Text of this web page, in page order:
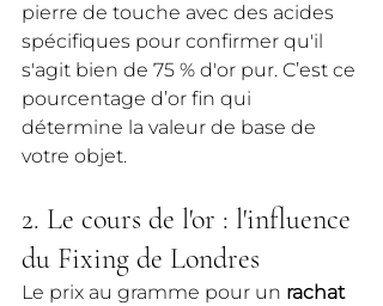
pierre de touche avec des acides
spécifiques pour confirmer qu'il
s'agit bien de 75 % d'or pur. C’est ce
pourcentage d’or fin qui
détermine la valeur de base de
votre objet.
2. Le cours de l'or : l'influence
du Fixing de Londres
Le prix au gramme pour un rachat